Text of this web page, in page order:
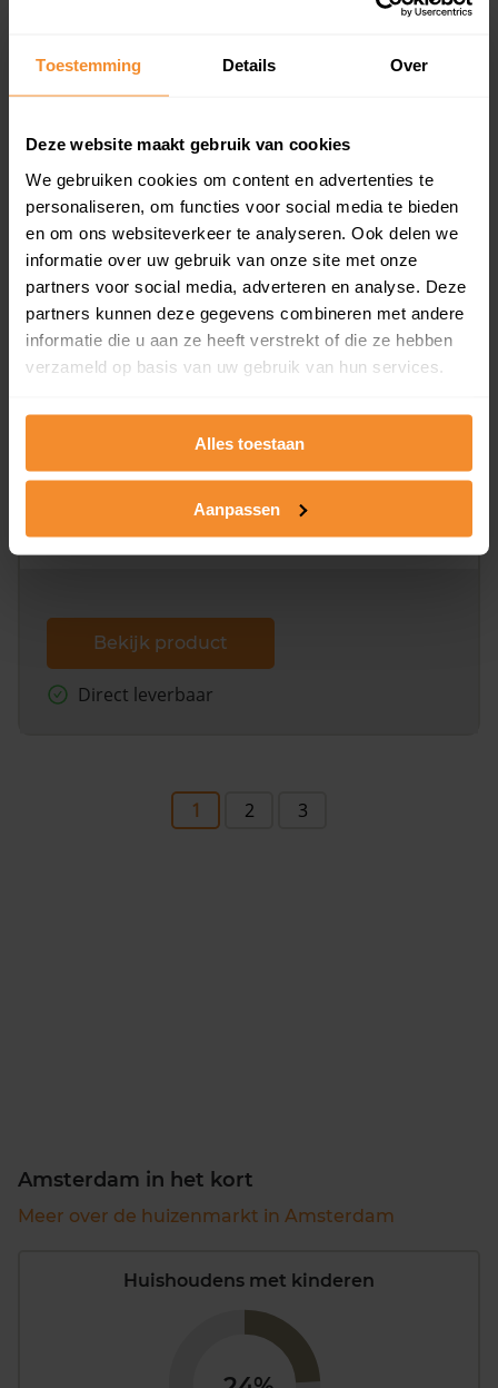
Toestemming Details Over
Deze website maakt gebruik van cookies
We gebruiken cookies om content en advertenties te
personaliseren, om functies voor social media te bieden
en om ons websiteverkeer te analyseren. Ook delen we
informatie over uw gebruik van onze site met onze
partners voor social media, adverteren en analyse. Deze
partners kunnen deze gegevens combineren met andere
informatie die u aan ze heeft verstrekt of die ze hebben
verzameld op basis van uw gebruik van hun services.
Alles toestaan
Aanpassen
koopsommen.
Bekijk product
Direct leverbaar
Kadastrale kaart pakket
Alleen globale ligging perceel
omliggende percelen met de kadastrale erfgrenzen,
dit inclusief de luchtfoto!
Bekijk product
Direct leverbaar
1 2 3
Amsterdam in het kort
Meer over de huizenmarkt in Amsterdam
Huishoudens met kinderen